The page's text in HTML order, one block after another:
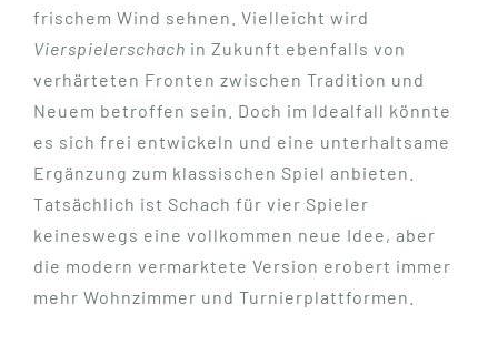
frischem Wind sehnen. Vielleicht wird
Vierspielerschach in Zukunft ebenfalls von
verhärteten Fronten zwischen Tradition und
Neuem betroffen sein. Doch im Idealfall könnte
es sich frei entwickeln und eine unterhaltsame
Ergänzung zum klassischen Spiel anbieten.
Tatsächlich ist Schach für vier Spieler
keineswegs eine vollkommen neue Idee, aber
die modern vermarktete Version erobert immer
mehr Wohnzimmer und Turnierplattformen.